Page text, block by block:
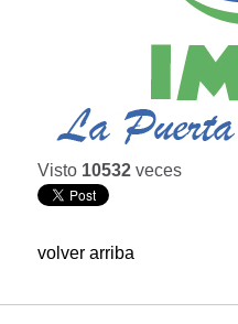
Visto 10532 veces
volver arriba